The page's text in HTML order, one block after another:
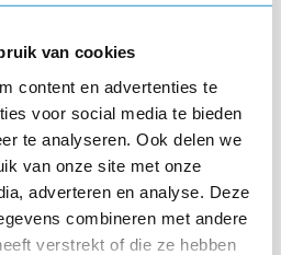
van cookies
content en advertenties te
voor social media te bieden
te analyseren. Ook delen we
van onze site met onze
adverteren en analyse. Deze
combineren met andere
verstrekt of die ze hebben
en waar hij het land heen
van de kiezers winnen. Denk
op zijn politieke tegenstanders:I
when everyone gets a fair
their fair share, and when
rules. Those aren't Democratic or
American values, and we have